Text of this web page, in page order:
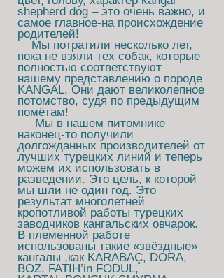
shepherd dog – это очень важно, и
самое главное-на происхождение
родителей!
Мы потратили несколько лет,
пока не взяли тех собак, которые
полностью соответствуют
нашему представлению о породе
KANGAL. Они дают великолепное
потомство, судя по предыдущим
помётам!
Мы в нашем питомнике
наконец-то получили
долгожданных производителей от
лучших турецких линий и теперь
можем их использовать в
разведении. Это цель, к которой
мы шли не один год. Это
результат многолетней
кропотливой работы турецких
заводчиков кангальских овчарок.
В племенной работе
использованы такие «звёздные»
кангалы ,как KARABAÇ, DORA,
BOZ, FATIH’in FODUL,